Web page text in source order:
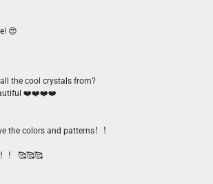
😍
the cool crystals from?
❤️❤️❤️❤️
the colors and patterns！！
！ 🥰🥰🥰